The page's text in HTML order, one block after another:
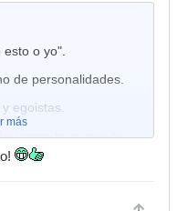
o yo".
de personalidades.
egoistas.
pasado es que te
más